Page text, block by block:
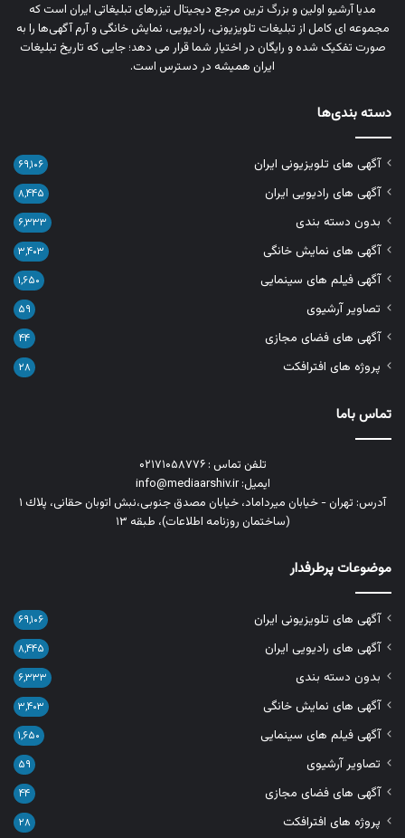
مدیا آرشیو اولین و بزرگ‌ ترین مرجع دیجیتال تیزرهای تبلیغاتی ایران است که
مجموعه‌ ای کامل از تبلیغات تلویزیونی، رادیویی، نمایش خانگی و آرم‌ آگهی‌ها را به‌
صورت تفکیک‌ شده و رایگان در اختیار شما قرار می‌ دهد؛ جایی که تاریخ تبلیغات
ایران همیشه در دسترس است.
دسته بندی‌ها
آگهی های تلویزیونی ایران ۶۹,۱۰۶
آگهی های رادیویی ایران ۸,۴۴۵
بدون دسته بندی ۶,۳۳۳
آگهی های نمایش خانگی ۳,۴۰۳
آگهی فیلم های سینمایی ۱,۶۵۰
تصاویر آرشیوی ۵۹
آگهی های فضای مجازی ۴۴
پروژه های افترافکت ۲۸
تماس باما
تلفن تماس : ۰۲۱۷۱۰۵۸۷۷۶
ایمیل: info@mediaarshiv.ir
آدرس: تهران - خیابان میرداماد، خیابان مصدق جنوبی،نبش اتوبان حقانی، پلاك ١
(ساختمان روزنامه اطلاعات)، طبقه ۱۳
موضوعات پرطرفدار
آگهی های تلویزیونی ایران ۶۹,۱۰۶
آگهی های رادیویی ایران ۸,۴۴۵
بدون دسته بندی ۶,۳۳۳
آگهی های نمایش خانگی ۳,۴۰۳
آگهی فیلم های سینمایی ۱,۶۵۰
تصاویر آرشیوی ۵۹
آگهی های فضای مجازی ۴۴
پروژه های افترافکت ۲۸